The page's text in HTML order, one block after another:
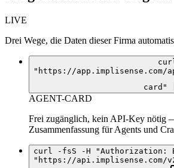
LIVE
Drei Wege, die Daten dieser Firma
"https://app.implisense.com/
AGENT-CARD
Frei zugänglich, kein API-Key nötig
Zusammenfassung für Agents und
curl -fsS -H "Authorization:
"https://api.implisense.com/v2/